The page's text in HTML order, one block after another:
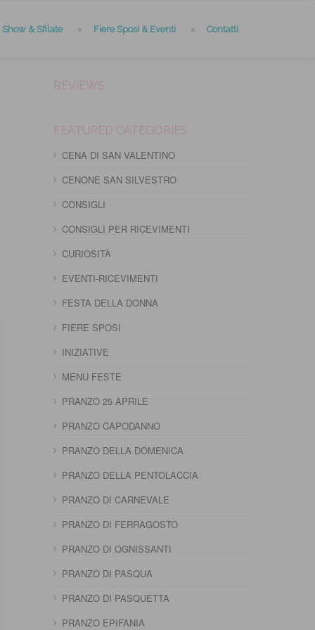
& Sfilate Fiere Sposi & Eventi Contatti
REVIEWS
FEATURED CATEGORIES
CENA DI SAN VALENTINO
CENONE SAN SILVESTRO
CONSIGLI
CONSIGLI PER RICEVIMENTI
CURIOSITÀ
EVENTI-RICEVIMENTI
FESTA DELLA DONNA
FIERE SPOSI
INIZIATIVE
MENU FESTE
PRANZO 25 APRILE
PRANZO CAPODANNO
PRANZO DELLA DOMENICA
PRANZO DELLA PENTOLACCIA
PRANZO DI CARNEVALE
PRANZO DI FERRAGOSTO
PRANZO DI OGNISSANTI
PRANZO DI PASQUA
PRANZO DI PASQUETTA
PRANZO EPIFANIA